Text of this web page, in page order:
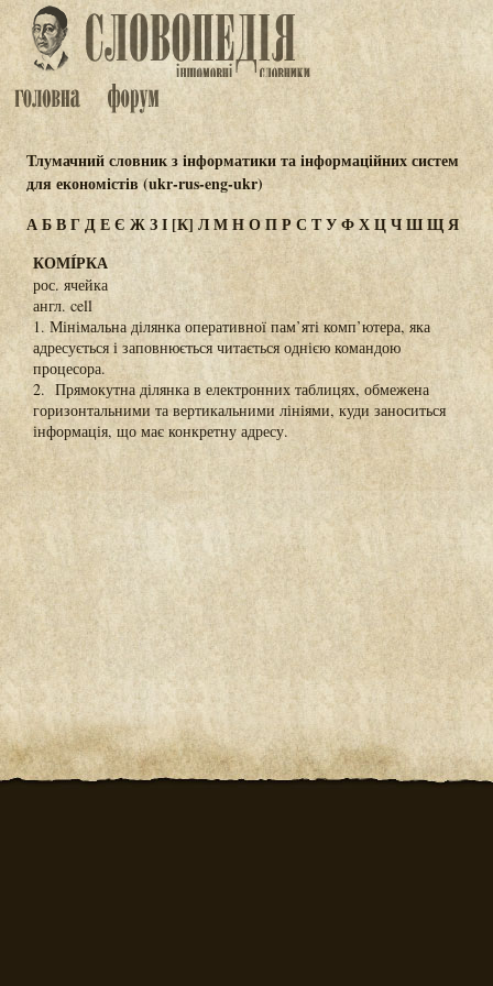
Тлумачний словник з інформатики та інформаційних систем
для економістів (ukr-rus-eng-ukr)
АБВГДЕЄ ЖЗІ [К] ЛМНОПРС ТУФХЦЧШЩЯ
КОМÍРКА
рос. ячейка
англ. cell
1. Мінімальна ділянка оперативної пам’яті комп’ютера, яка
адресується і заповнюється читається однією командою
процесора.
2. Прямокутна ділянка в електронних таблицях, обмежена
горизонтальними та вертикальними лініями, куди заноситься
інформація, що має конкретну адресу.